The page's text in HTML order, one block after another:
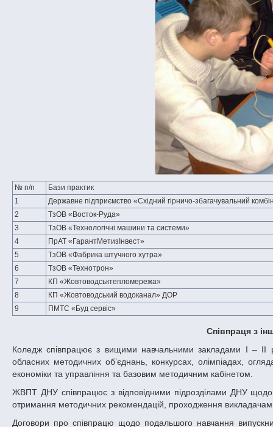
№ п/п
Бази практик
1
Державне підприємство «Східний гірничо-збагачувальний
2
ТзОВ «Восток-Руда»
3
ТзОВ «Технологічні машини та системи»
4
ПрАТ «ГарантМетизІнвест»
5
ТзОВ «Фабрика штучного хутра»
6
ТзОВ «Технотрон»
7
КП «Жовтоводськтепломережа»
8
КП «Жовтоводський водоканал» ДОР
9
ПМТС «Буд сервіс»
Співпраця з
Коледж співпрацює з вищими навчальними закладами І – ІІ
обласних методичних об’єднань, конкурсах, олімпіадах,
економіки та управління та базовим методичним кабінетом.
ЖВПТ ДНУ співпрацює з відповідними підрозділами ДНУ щодо
отримання методичних рекомендацій, проходження
Договори про співпрацю щодо подальшого навчання